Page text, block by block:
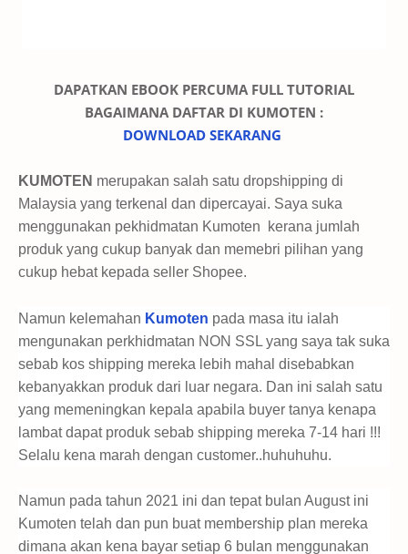
DAPATKAN EBOOK PERCUMA FULL TUTORIAL
BAGAIMANA DAFTAR DI KUMOTEN :
DOWNLOAD SEKARANG
KUMOTEN merupakan salah satu dropshipping di
Malaysia yang terkenal dan dipercayai. Saya suka
menggunakan pekhidmatan Kumoten kerana jumlah
produk yang cukup banyak dan memebri pilihan yang
cukup hebat kepada seller Shopee.
Namun kelemahan Kumoten pada masa itu ialah
mengunakan perkhidmatan NON SSL yang saya tak suka
sebab kos shipping mereka lebih mahal disebabkan
kebanyakkan produk dari luar negara. Dan ini salah satu
yang memeningkan kepala apabila buyer tanya kenapa
lambat dapat produk sebab shipping mereka 7-14 hari !!!
Selalu kena marah dengan customer..huhuhuhu.
Namun pada tahun 2021 ini dan tepat bulan August ini
Kumoten telah dan pun buat membership plan mereka
dimana akan kena bayar setiap 6 bulan menggunakan